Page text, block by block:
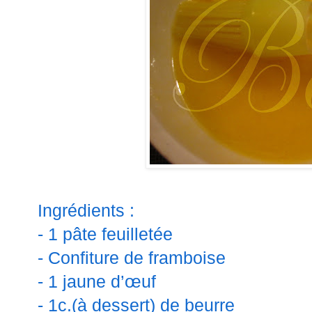
Ingrédients :
- 1 pâte feuilletée
- Confiture de framboise
- 1 jaune d’œuf
- 1c.(à dessert) de beurre